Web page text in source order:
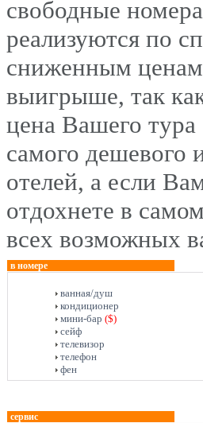
свободные
реализуются по
сниженным
выигрыше, так
цена Вашего
самого дешевого
отелей, а если
отдохнете в
всех возможных
в номере
ванная/душ
кондиционер
мини-бар ($)
сейф
телевизор
телефон
фен
сервис